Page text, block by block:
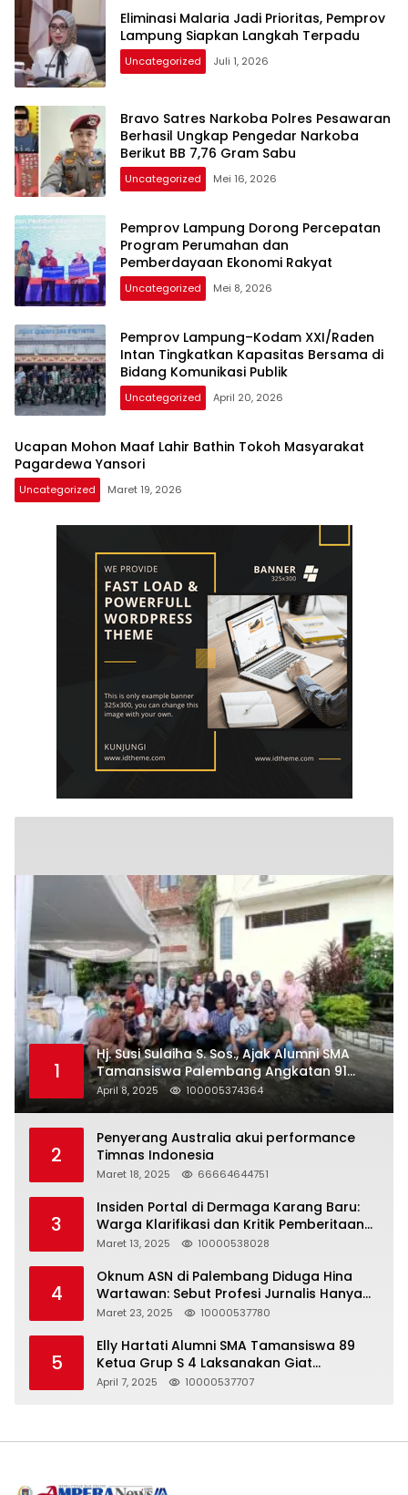
Eliminasi Malaria Jadi Prioritas, Pemprov
Lampung Siapkan Langkah Terpadu
Uncategorized Juli 1, 2026
Bravo Satres Narkoba Polres Pesawaran
Berhasil Ungkap Pengedar Narkoba
Berikut BB 7,76 Gram Sabu
Uncategorized Mei 16, 2026
Pemprov Lampung Dorong Percepatan
Program Perumahan dan
Pemberdayaan Ekonomi Rakyat
Uncategorized Mei 8, 2026
Pemprov Lampung–Kodam XXI/Raden
Intan Tingkatkan Kapasitas Bersama di
Bidang Komunikasi Publik
Uncategorized April 20, 2026
Ucapan Mohon Maaf Lahir Bathin Tokoh Masyarakat
Pagardewa Yansori
Uncategorized Maret 19, 2026
1
Hj. Susi Sulaiha S. Sos., Ajak Alumni SMA
Tamansiswa Palembang Angkatan 91
Halal Bihalal
April 8, 2025 100005374364
2
Penyerang Australia akui performance
Timnas Indonesia
Maret 18, 2025 66664644751
3
Insiden Portal di Dermaga Karang Baru:
Warga Klarifikasi dan Kritik Pemberitaan
yang Tidak Akurat
Maret 13, 2025 10000538028
4
Oknum ASN di Palembang Diduga Hina
Wartawan: Sebut Profesi Jurnalis Hanya
Seharga 2 Liter Bensin, Berujung Dugaan
Maret 23, 2025 10000537780
5
Elly Hartati Alumni SMA Tamansiswa 89
Ketua Grup S 4 Laksanakan Giat
Silaturahmi
April 7, 2025 10000537707